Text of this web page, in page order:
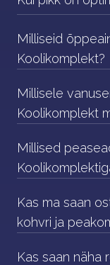
Milliseid
Koolikomplekt?
Millisele
Koolikomplekt
Millised
Kas ma saan
kohvri ja
Kas saan näha